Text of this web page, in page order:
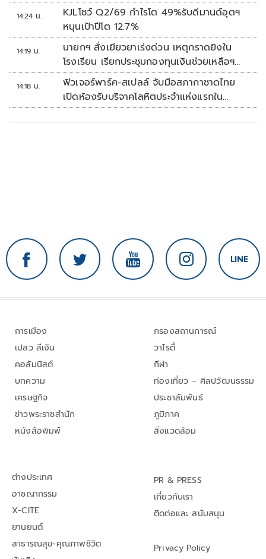
14:24 น.
KJLโชว์ Q2/69 กำไรโต 49%รับดีมานด์อุตฯ
หนุนเป้าปีโต 12.7%
14:19 น.
นายกฯ สั่งเยียวยาเร่งด่วน เหตุกราดยิงใน
โรงเรียน เรียกประชุมกองทุนเงินช่วยเหลือฯ
ทันที
14:18 น.
ฟิวเจอร์พาร์ค-สเปลล์ จับมือสภากาชาดไทย
เปิดห้องรับบริจาคโลหิตประจำแห่งแรกใน
ศูนย์การค้าปทุมธานี
การเมือง
เปลว สีเงิน
คอลัมนิสต์
บทความ
เศรษฐกิจ
ข่าวพระราชสำนัก
หนังสือพิมพ์
กรองสถานการณ์
วาไรตี้
กีฬา
ท่องเที่ยว – ศิลปวัฒนธรรม
ประชาสัมพันธ์
ภูมิภาค
สิ่งแวดล้อม
ต่างประเทศ
อาชญากรรม
X-CITE
ยานยนต์
สาธารณสุข-คุณภาพชีวิต
PR & PRESS
เกี่ยวกับเรา
ติดต่อและ สนับสนุน
Privacy Policy